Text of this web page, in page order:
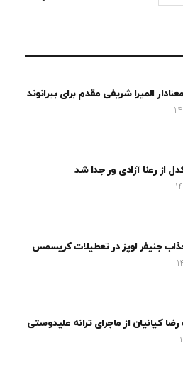
المیرا شریفی مقدم برای بیرانوند
از رعنا آزادی ور جدا شد
جنیفر لوپز در تعطیلات کریسمس
کیانیان از ماجرای ترانه علیدوستی